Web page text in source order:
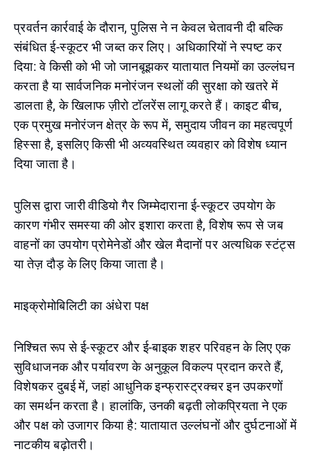
प्रवर्तन कार्रवाई के दौरान, पुलिस ने न केवल चेतावनी दी बल्कि
संबंधित ई-स्कूटर भी जब्त कर लिए। अधिकारियों ने स्पष्ट कर
दिया: वे किसी को भी जो जानबूझकर यातायात नियमों का उल्लंघन
करता है या सार्वजनिक मनोरंजन स्थलों की सुरक्षा को खतरे में
डालता है, के खिलाफ ज़ीरो टॉलरेंस लागू करते हैं। काइट बीच,
एक प्रमुख मनोरंजन क्षेत्र के रूप में, समुदाय जीवन का महत्वपूर्ण
हिस्सा है, इसलिए किसी भी अव्यवस्थित व्यवहार को विशेष ध्यान
दिया जाता है।
पुलिस द्वारा जारी वीडियो गैर जिम्मेदाराना ई-स्कूटर उपयोग के
कारण गंभीर समस्या की ओर इशारा करता है, विशेष रूप से जब
वाहनों का उपयोग प्रोमेनेडों और खेल मैदानों पर अत्यधिक स्टंट्स
या तेज़ दौड़ के लिए किया जाता है।
माइक्रोमोबिलिटी का अंधेरा पक्ष
निश्चित रूप से ई-स्कूटर और ई-बाइक शहर परिवहन के लिए एक
सुविधाजनक और पर्यावरण के अनुकूल विकल्प प्रदान करते हैं,
विशेषकर दुबई में, जहां आधुनिक इन्फ्रास्ट्रक्चर इन उपकरणों
का समर्थन करता है। हालांकि, उनकी बढ़ती लोकप्रियता ने एक
और पक्ष को उजागर किया है: यातायात उल्लंघनों और दुर्घटनाओं में
नाटकीय बढ़ोतरी।